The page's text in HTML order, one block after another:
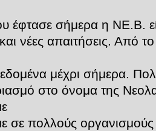
έφτασε σήμερα η ΝΕ.Β.
νέες απαιτήσεις. Από
μέχρι σήμερα.
στο όνομα της
σε πολλούς οργανισμούς